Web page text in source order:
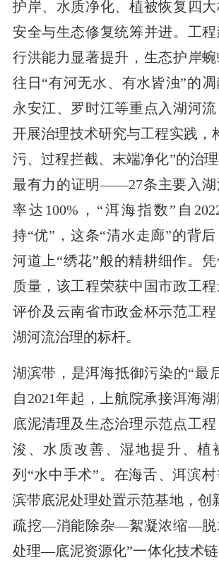
护岸、水质净化、植被恢复四
安全与生态修复统筹并进。工
行洪能力显著提升，生态护岸
往日“有河无水、有水皆浊”的
永安江、罗时江等重点入湖河
开展治理技术研究与工程实践，
污、过程拦截、末端净化”的治
最有力的证明——27条主要入湖
率达100%，“洱海指数”自
持“优”，这条“清水走廊”的背
河道上“绣花”般的精耕细作。
质量，该工程荣获中国市政工
评价及云南省市政金杯示范工
湖河流治理的标杆。
湖滨带，是洱海抵御污染的“最
自2021年起，上航院承接洱海
底泥清理及生态治理示范点工
浚、水质改善、湿地提升、植
列“水中手术”。在海舌、洱滨
滨带底泥处理处置示范基地，创
疏挖—消能除杂—絮凝浓缩—
处理—底泥资源化”一体化技术